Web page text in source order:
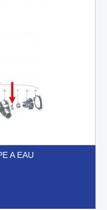
A EAU